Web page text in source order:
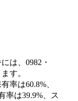
は、0982・
す。
率は60.8%、
率は39.9%、ス